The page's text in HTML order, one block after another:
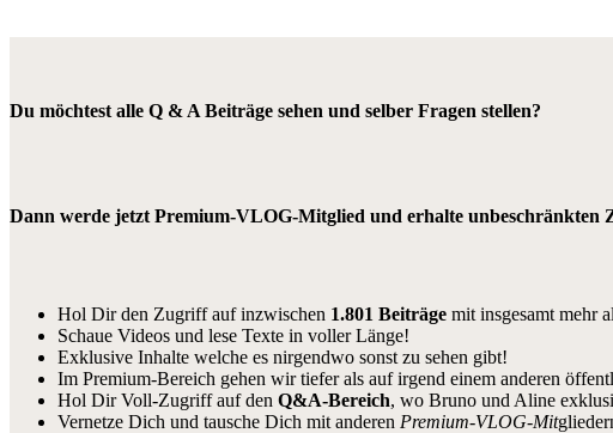
Du möchtest alle Q & A Beiträge sehen und selber Fragen stellen?
Dann werde jetzt Premium-VLOG-Mitglied und erhalte unbeschränkten
Hol Dir den Zugriff auf inzwischen 1.801 Beiträge mit insgesamt mehr
Schaue Videos und lese Texte in voller Länge!
Exklusive Inhalte welche es nirgendwo sonst zu sehen gibt!
Im Premium-Bereich gehen wir tiefer als auf irgend einem anderen
Hol Dir Voll-Zugriff auf den Q&A-Bereich, wo Bruno und Aline
Vernetze Dich und tausche Dich mit anderen Premium-VLOG-Mit